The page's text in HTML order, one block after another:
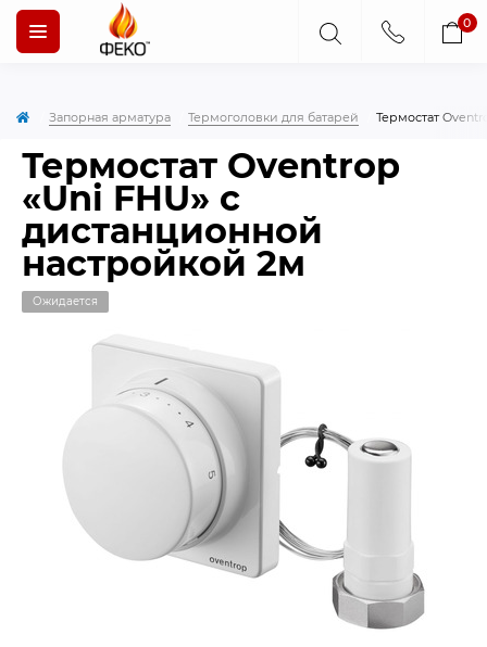
0
Запорная арматура Термоголовки для батарей Термостат
Термостат Oventrop
«Uni FHU» с
дистанционной
настройкой 2м
Ожидается